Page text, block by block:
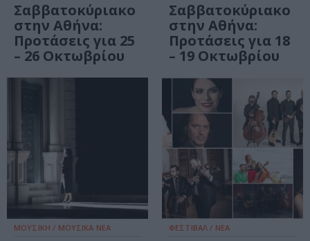
Σαββατοκύριακο
στην Αθήνα:
Προτάσεις για 25
– 26 Οκτωβρίου
Σαββατοκύριακο
στην Αθήνα:
Προτάσεις για 18
– 19 Οκτωβρίου
ΜΟΥΣΙΚΗ / ΜΟΥΣΙΚΑ ΝΕΑ ΦΕΣΤΙΒΑΛ / ΝΕΑ